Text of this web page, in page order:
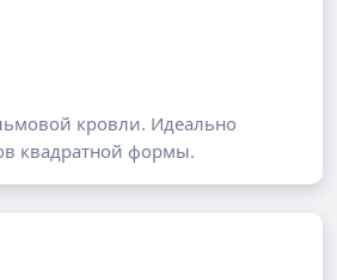
кровли. Идеально
квадратной формы.